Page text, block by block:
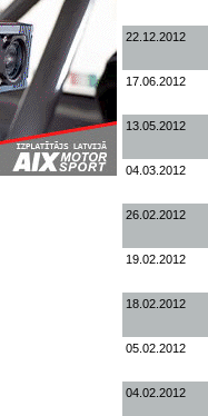
22.12.2012
17.06.2012
13.05.2012
04.03.2012
26.02.2012
19.02.2012
18.02.2012
05.02.2012
04.02.2012